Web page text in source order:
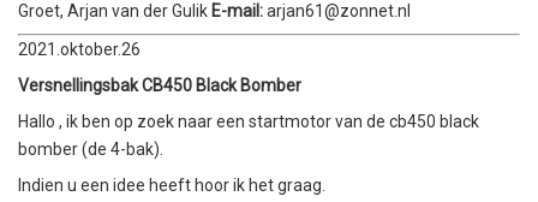
Groet, Arjan van der Gulik E-mail:arjan61@zonnet.nl
2021.oktober.26
Versnellingsbak CB450 Black Bomber
Hallo , ik ben op zoek naar een startmotor van de cb450 black
bomber (de 4-bak).
Indien u een idee heeft hoor ik het graag.